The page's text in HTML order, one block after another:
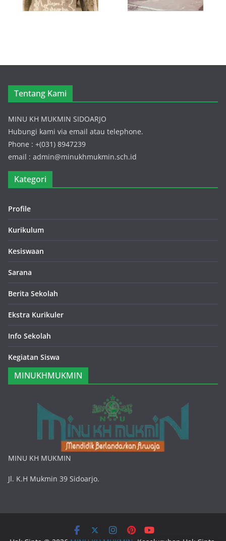
Tentang Kami
MINU KH MUKMIN SIDOARJO
Hubungi kami via email atau telephone.
Phone : +(031) 8947239
email : admin@minukhmukmin.sch.id
Kategori
Profile
Kurikulum
Kesiswaan
Sarana
Berita Sekolah
Ekstra Kurikuler
Info Sekolah
Kegiatan Siswa
MINUKHMUKMIN
MINU KH MUKMIN
Jl. K.H Mukmin 39 Sidoarjo.